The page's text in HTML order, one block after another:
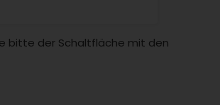
bitte der Schaltfläche mit den